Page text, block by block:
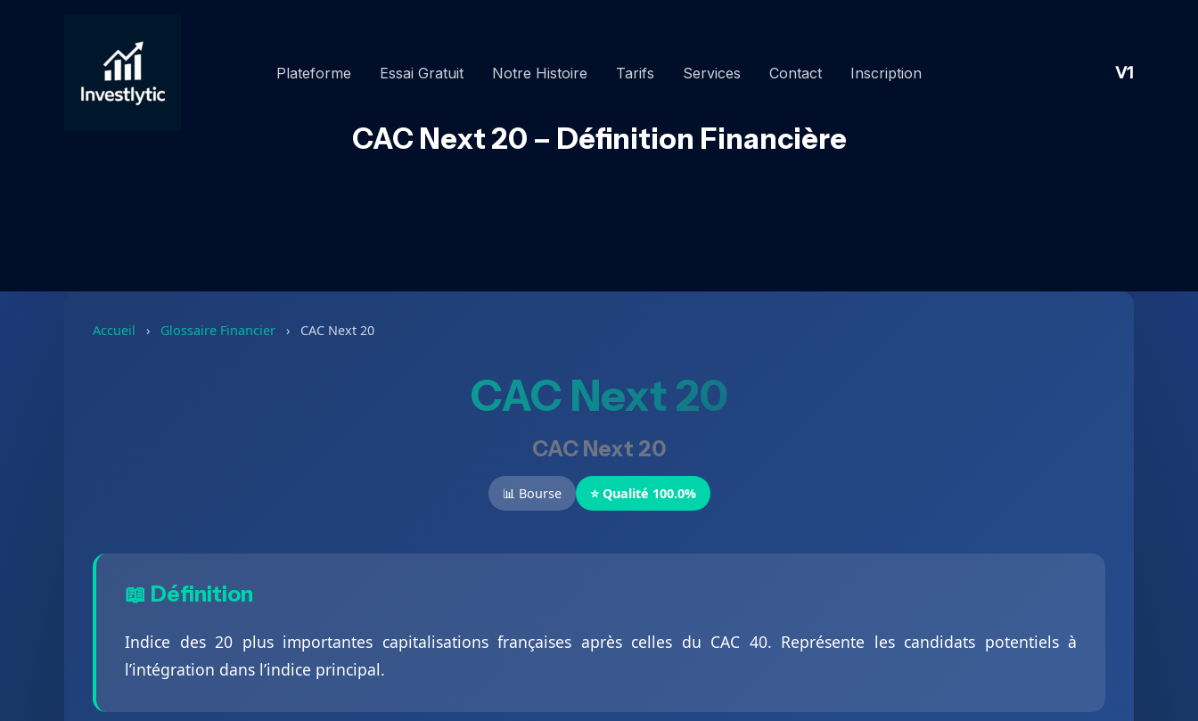
Plateforme
Essai Gratuit Notre Histoire Tarifs Services Contact Inscription V1
CAC Next 20 – Définition Financière
Accueil › Glossaire Financier › CAC Next 20
CAC Next 20
CAC Next 20
📊 Bourse ⭐ Qualité 100.0%
📖 Définition
Indice des 20 plus importantes capitalisations françaises après celles du CAC 40. Représente les candidats potentiels à
l’intégration dans l’indice principal.